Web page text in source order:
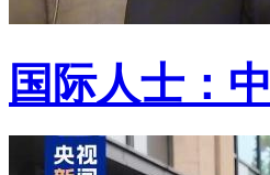
国际人士：